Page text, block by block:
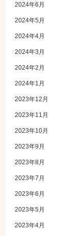
2024年6月
2024年5月
2024年4月
2024年3月
2024年2月
2024年1月
2023年12月
2023年11月
2023年10月
2023年9月
2023年8月
2023年7月
2023年6月
2023年5月
2023年4月